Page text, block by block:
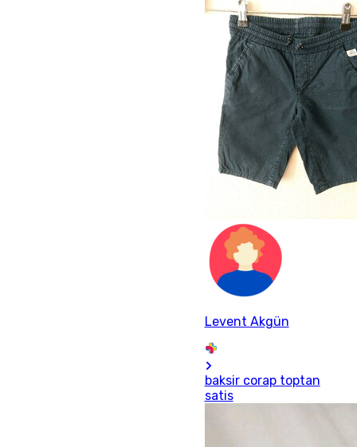
Levent Akgün
baksir corap toptan
satis